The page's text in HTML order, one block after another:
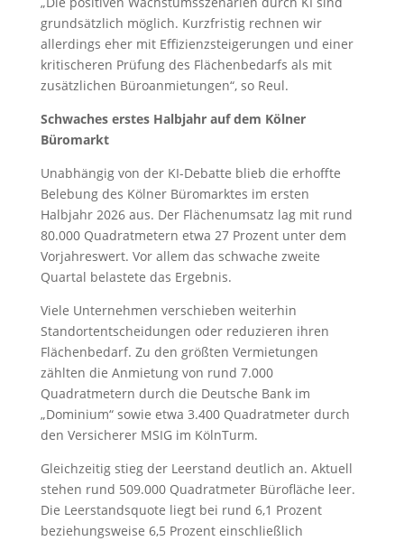
grundsätzlich möglich. Kurzfristig rechnen wir
allerdings eher mit Effizienzsteigerungen und einer
kritischeren Prüfung des Flächenbedarfs als mit
zusätzlichen Büroanmietungen“, so Reul.
Schwaches erstes Halbjahr auf dem Kölner
Büromarkt
Unabhängig von der KI-Debatte blieb die erhoffte
Belebung des Kölner Büromarktes im ersten
Halbjahr 2026 aus. Der Flächenumsatz lag mit rund
80.000 Quadratmetern etwa 27 Prozent unter dem
Vorjahreswert. Vor allem das schwache zweite
Quartal belastete das Ergebnis.
Viele Unternehmen verschieben weiterhin
Standortentscheidungen oder reduzieren ihren
Flächenbedarf. Zu den größten Vermietungen
zählten die Anmietung von rund 7.000
Quadratmetern durch die Deutsche Bank im
„Dominium“ sowie etwa 3.400 Quadratmeter durch
den Versicherer MSIG im KölnTurm.
Gleichzeitig stieg der Leerstand deutlich an. Aktuell
stehen rund 509.000 Quadratmeter Bürofläche leer.
Die Leerstandsquote liegt bei rund 6,1 Prozent
beziehungsweise 6,5 Prozent einschließlich